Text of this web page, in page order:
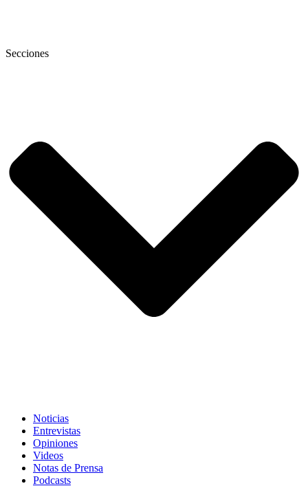
Secciones
Noticias
Entrevistas
Opiniones
Videos
Notas de Prensa
Podcasts